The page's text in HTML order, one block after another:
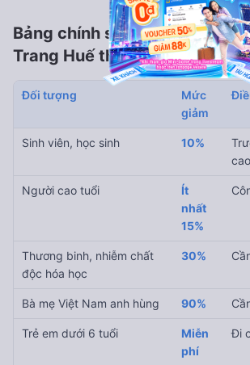
Bảng chính sách giảm giá vé
Trang Huế theo đối tượng
Đối tượng
Mức
giảm
Sinh viên, học sinh 10%
Người cao tuổi
Ít
nhất
15%
Thương binh, nhiễm chất
độc hóa học
30%
Bà mẹ Việt Nam anh hùng 90%
Trẻ em dưới 6 tuổi
Miễn
phí
Đi